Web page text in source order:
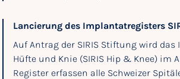
Lancierung des Implantatregisters
Auf Antrag der SIRIS Stiftung wird
Hüfte und Knie (SIRIS Hip & Knee) im
Register erfassen alle Schweizer